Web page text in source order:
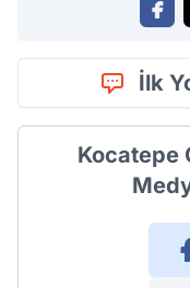
İlk
Kocatepe